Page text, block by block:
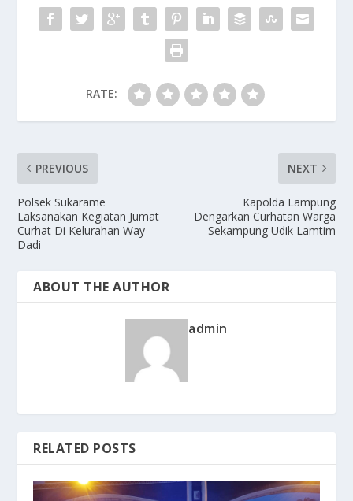
RATE:
PREVIOUS
Polsek Sukarame
Laksanakan Kegiatan Jumat
Curhat Di Kelurahan Way
Dadi
NEXT
Kapolda Lampung
Dengarkan Curhatan Warga
Sekampung Udik Lamtim
ABOUT THE AUTHOR
admin
RELATED POSTS